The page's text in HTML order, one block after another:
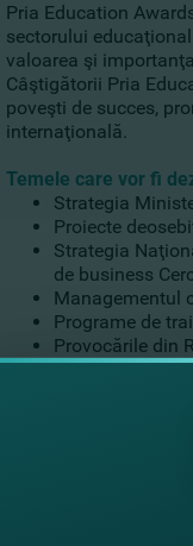
Pria Education
sectorului
valoarea şi
Câştigătorii Pria
poveşti de succes,
internaţională.
Temele care vor fi
Strategia
Proiecte
Strategia
de business
Managementul
Programe de
Provocările din
-
-
-